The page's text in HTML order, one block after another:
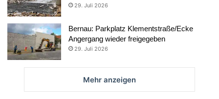
29. Juli 2026
Bernau: Parkplatz Klementstraße/Ecke
Angergang wieder freigegeben
29. Juli 2026
Mehr anzeigen